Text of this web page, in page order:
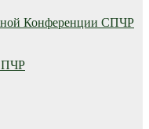
Конференции СПЧР